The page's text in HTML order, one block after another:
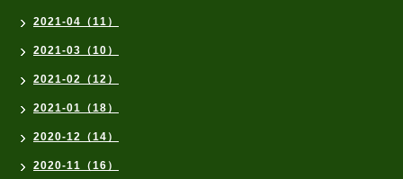
2021-04（11）
2021-03（10）
2021-02（12）
2021-01（18）
2020-12（14）
2020-11（16）